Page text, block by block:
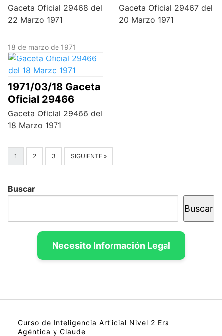
Gaceta Oficial 29468 del
22 Marzo 1971
Gaceta Oficial 29467 del
20 Marzo 1971
18 de marzo de 1971
1971/03/18 Gaceta
Oficial 29466
Gaceta Oficial 29466 del
18 Marzo 1971
1 2 3 SIGUIENTE »
Buscar
Buscar
Necesito Información Legal
Curso de Inteligencia Artiicial Nivel 2 Era
Agéntica y Claude